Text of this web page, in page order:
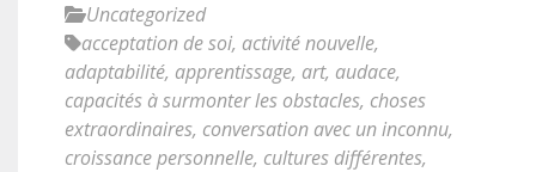
Uncategorized
acceptation de soi, activité nouvelle,
adaptabilité, apprentissage, art, audace,
capacités à surmonter les obstacles, choses
extraordinaires, conversation avec un inconnu,
croissance personnelle, cultures différentes,